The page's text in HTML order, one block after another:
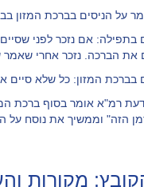
על הניסים בברכת
אם נזכר לפני
את הברכה. נזכר אחרי
המזון: כל שלא סיים
רמ"א אומר בסוף ברכת
הזה" וממשיך את נוסח על
מקורות